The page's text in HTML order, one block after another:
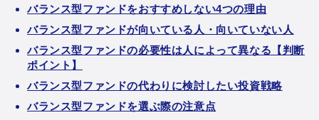
バランス型ファンドをおすすめしない4つの理由
バランス型ファンドが向いている人・向いていない人
バランス型ファンドの必要性は人によって異なる【判断
ポイント】
バランス型ファンドの代わりに検討したい投資戦略
バランス型ファンドを選ぶ際の注意点